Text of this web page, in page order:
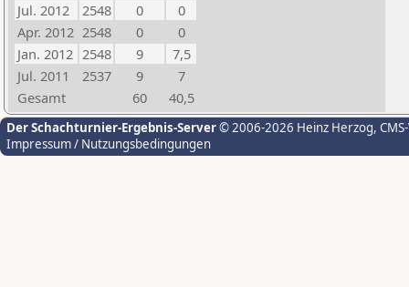
Jul. 2012
2548 0
0
Apr. 2012 2548 0
0
Jan. 2012 2548 9
7,5
Jul. 2011
2537 9
7
Gesamt
60 40,5
Der Schachturnier-Ergebnis-Server© 2006-2026 Heinz Herzog,
Impressum / Nutzungsbedingungen